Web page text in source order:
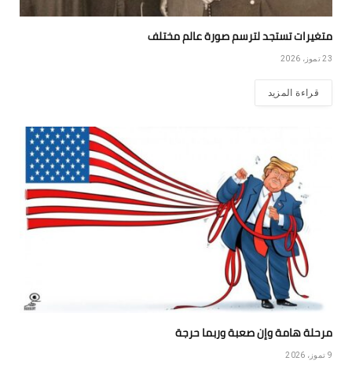
متغيرات تستجد لترسم صورة عالم مختلف
23 تموز، 2026
قراءة المزيد
مرحلة هامة وإن صعبة وربما حرجة
9 تموز، 2026